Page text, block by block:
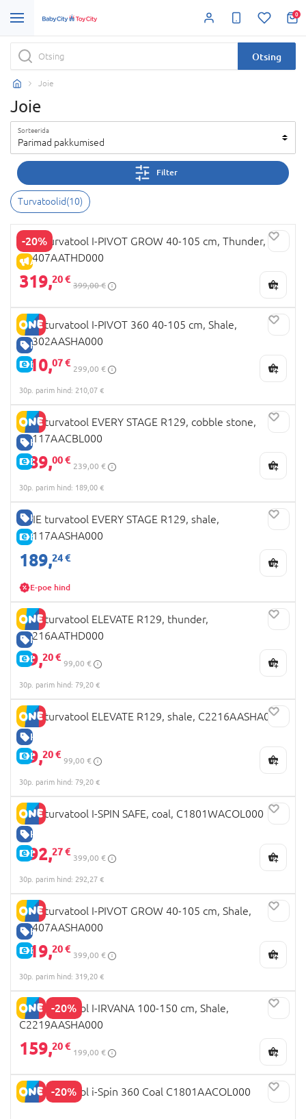
0
Otsing
Joie
Joie
Sorteerida
Parimad pakkumised
Filter
Turvatoolid(10)
-20%
ALLAHINDLUS
JOIE turvatool I-PIVOT GROW 40-105 cm, Thunder,
C2407AATHD000
319,20 €
399,00 €
HEA HIND
E-HIND
JOIE turvatool I-PIVOT 360 40-105 cm, Shale,
C2302AASHA000
210,07 €
299,00 €
30p. parim hind: 210,07 €
HEA HIND
E-HIND
JOIE turvatool EVERY STAGE R129, cobble stone,
C2117AACBL000
189,00 €
239,00 €
30p. parim hind: 189,00 €
HEA HIND
E-HIND
JOIE turvatool EVERY STAGE R129, shale,
C2117AASHA000
189,24 €
E-poe hind
HEA HIND
E-HIND
JOIE turvatool ELEVATE R129, thunder,
C2216AATHD000
79,20 €
99,00 €
30p. parim hind: 79,20 €
HEA HIND
E-HIND
JOIE turvatool ELEVATE R129, shale, C2216AASHA000
79,20 €
99,00 €
30p. parim hind: 79,20 €
HEA HIND
E-HIND
JOIE turvatool I-SPIN SAFE, coal, C1801WACOL000
292,27 €
399,00 €
30p. parim hind: 292,27 €
HEA HIND
E-HIND
JOIE turvatool I-PIVOT GROW 40-105 cm, Shale,
C2407AASHA000
319,20 €
399,00 €
30p. parim hind: 319,20 €
-20%
JOIE turvatool I-IRVANA 100-150 cm, Shale,
C2219AASHA000
159,20 €
199,00 €
-20%
JOIE turvatool i-Spin 360 Coal C1801AACOL000